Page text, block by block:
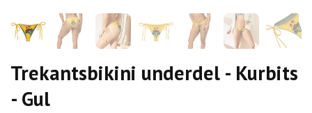
Trekantsbikini underdel - Kurbits
- Gul